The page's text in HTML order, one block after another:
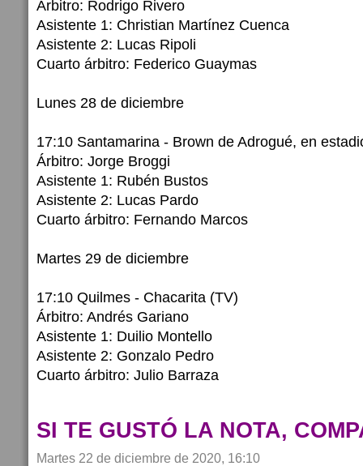
Árbitro: Rodrigo Rivero
Asistente 1: Christian Martínez Cuenca
Asistente 2: Lucas Ripoli
Cuarto árbitro: Federico Guaymas
Lunes 28 de diciembre
17:10 Santamarina - Brown de Adrogué, en
Árbitro: Jorge Broggi
Asistente 1: Rubén Bustos
Asistente 2: Lucas Pardo
Cuarto árbitro: Fernando Marcos
Martes 29 de diciembre
17:10 Quilmes - Chacarita (TV)
Árbitro: Andrés Gariano
Asistente 1: Duilio Montello
Asistente 2: Gonzalo Pedro
Cuarto árbitro: Julio Barraza
SI TE GUSTÓ LA NOTA,
Martes 22 de diciembre de 2020, 16:10